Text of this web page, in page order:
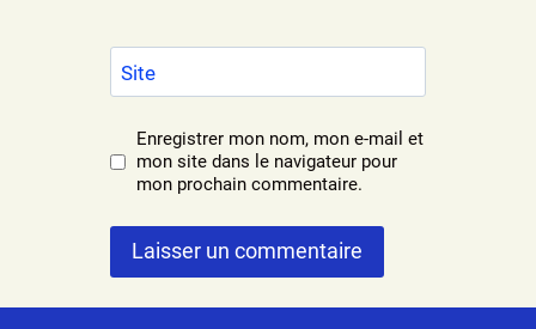
Site
Enregistrer mon nom, mon e-mail et
mon site dans le navigateur pour
mon prochain commentaire.